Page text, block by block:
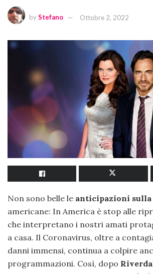
byStefano Ottobre 2, 2022
Non sono belle le anticipazioni sulla
americane: In America è stop alle
che interpretano i nostri amati
a casa. Il Coronavirus, oltre a
danni immensi, continua a colpire
programmazioni. Così, dopo